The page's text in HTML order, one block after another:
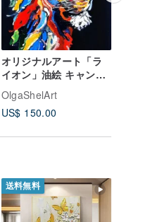
オリジナルアート「ラ
イオン」油絵 キャンバ
ス画
OlgaShelArt
US$ 150.00
送料無料